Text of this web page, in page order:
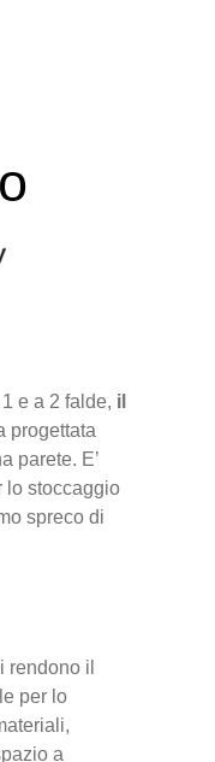
e a 2 falde, il
progettata
parete. E’
lo stoccaggio
spreco di
rendono il
per lo
a